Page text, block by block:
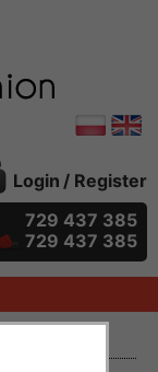
Login / Register
729 437 385
729 437 385